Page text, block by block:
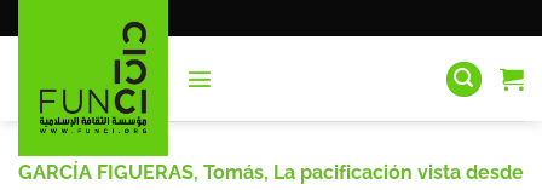
al
GARCÍA FIGUERAS, Tomás, La pacificación vista desde